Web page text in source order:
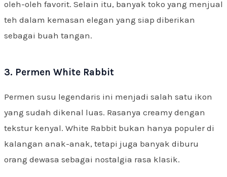
oleh-oleh favorit. Selain itu, banyak toko yang menjual
teh dalam kemasan elegan yang siap diberikan
sebagai buah tangan.
3. Permen White Rabbit
Permen susu legendaris ini menjadi salah satu ikon
yang sudah dikenal luas. Rasanya creamy dengan
tekstur kenyal. White Rabbit bukan hanya populer di
kalangan anak-anak, tetapi juga banyak diburu
orang dewasa sebagai nostalgia rasa klasik.